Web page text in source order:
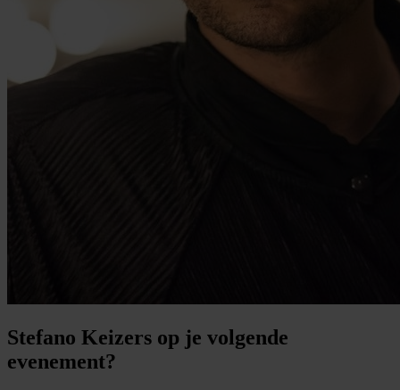
Stefano Keizers op je volgende
evenement?